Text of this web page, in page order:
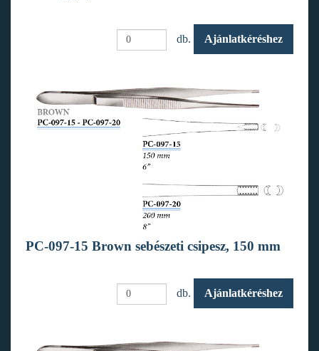
db. Ajánlatkéréshez
PC-097-15 Brown sebészeti csipesz, 150 mm
db. Ajánlatkéréshez